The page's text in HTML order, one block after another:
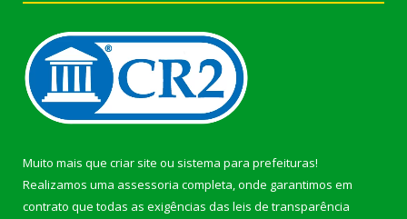
Muito mais que criar site ou sistema para prefeituras!
Realizamos uma assessoria completa, onde garantimos em
contrato que todas as exigências das leis de transparência